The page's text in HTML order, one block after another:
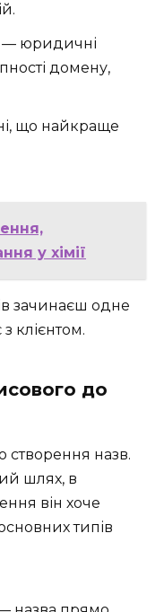
— юридичні
домену,
що найкраще
у хімії
зачинаєш одне
клієнтом.
до
створення назв.
шлях, в
він хоче
типів